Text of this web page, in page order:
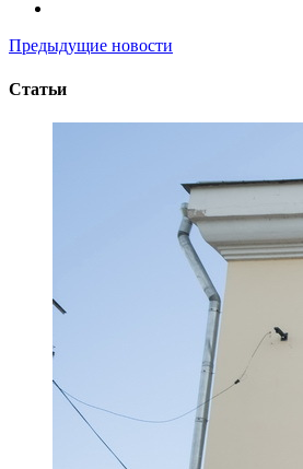
Предыдущие новости
Статьи